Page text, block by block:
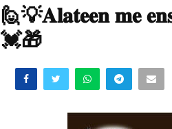
🙋💡𝐀𝐥𝐚𝐭𝐞𝐞𝐧 𝐦𝐞
💓🎁